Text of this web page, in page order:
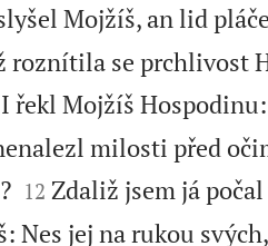
Mojžíš, an lid
roznítila se prchlivost
I řekl Mojžíš
milosti před

12 Zdaliž jsem já
Nes jej na rukou